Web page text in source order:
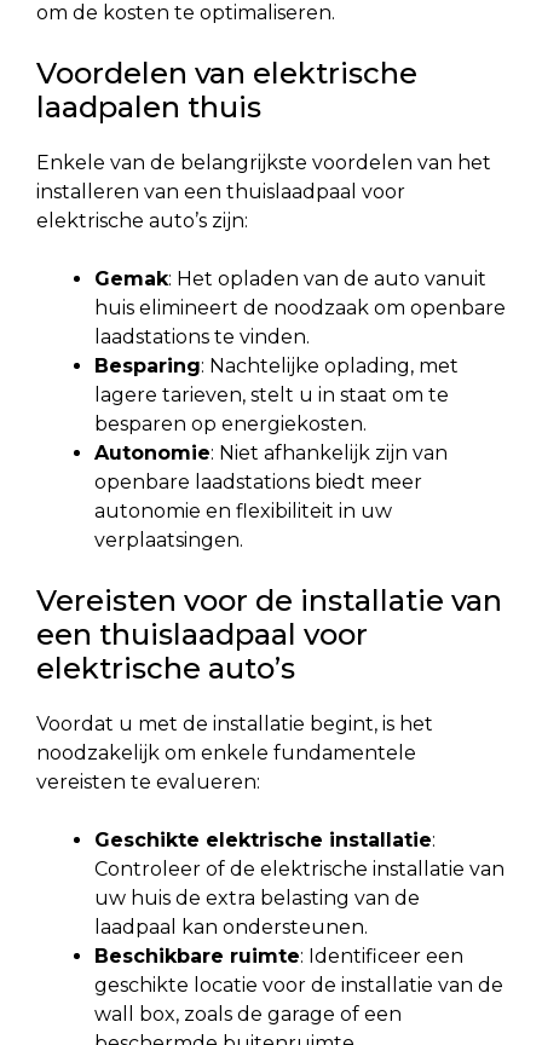
om de kosten te optimaliseren.
Voordelen van elektrische
laadpalen thuis
Enkele van de belangrijkste voordelen van het
installeren van een thuislaadpaal voor
elektrische auto’s zijn:
Gemak: Het opladen van de auto vanuit
huis elimineert de noodzaak om openbare
laadstations te vinden.
Besparing: Nachtelijke oplading, met
lagere tarieven, stelt u in staat om te
besparen op energiekosten.
Autonomie: Niet afhankelijk zijn van
openbare laadstations biedt meer
autonomie en flexibiliteit in uw
verplaatsingen.
Vereisten voor de installatie van
een thuislaadpaal voor
elektrische auto’s
Voordat u met de installatie begint, is het
noodzakelijk om enkele fundamentele
vereisten te evalueren:
Geschikte elektrische installatie:
Controleer of de elektrische installatie van
uw huis de extra belasting van de
laadpaal kan ondersteunen.
Beschikbare ruimte: Identificeer een
geschikte locatie voor de installatie van de
wall box, zoals de garage of een